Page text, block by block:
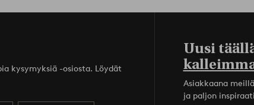
kysymyksiä -osiosta. Löydät
Uusi
Asiakkaana
ja paljon